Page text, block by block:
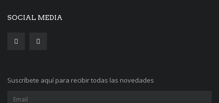
SOCIAL MEDIA
Suscríbete aquí para recibir todas las novedades